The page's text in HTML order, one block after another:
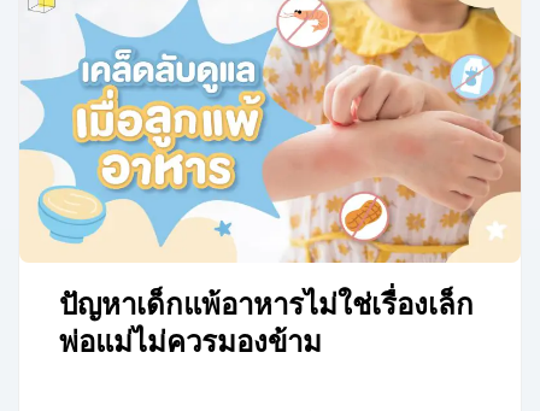
ปัญหาเด็กแพ้อาหารไม่ใช่เรื่องเล็ก
พ่อแม่ไม่ควรมองข้าม